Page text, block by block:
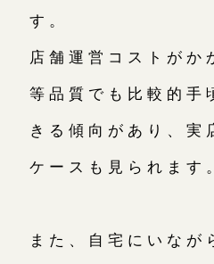
す。
店舗運営コストがか
等品質でも比較的手
きる傾向があり、実
ケースも見られます
また、自宅にいなが